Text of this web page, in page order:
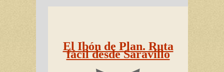
El Ibón de Plan. Ruta
fácil desde Saravillo